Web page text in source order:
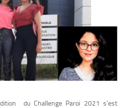
du Challenge Paroi 2021 s’est